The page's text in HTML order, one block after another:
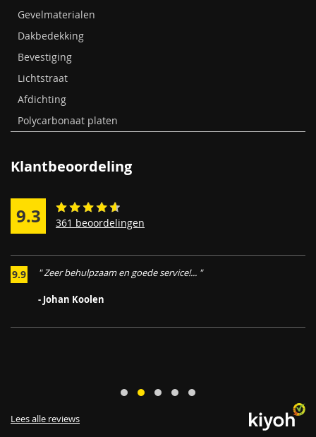
Gevelmaterialen
Dakbedekking
Bevestiging
Lichtstraat
Afdichting
Polycarbonaat platen
Klantbeoordeling
9.3 361 beoordelingen
9.9
" Snelle en deskundige opvolging van mijn vraag. Breed
"
- Jari
Lees alle reviews